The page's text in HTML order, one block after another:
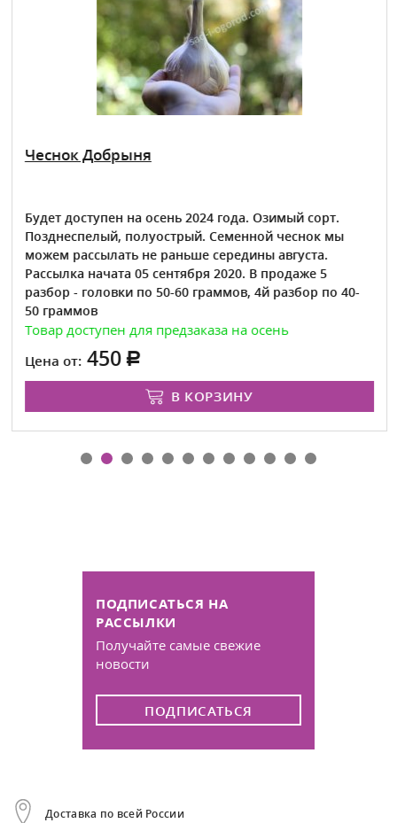
Чеснок Добрыня
Будет доступен на осень 2024 года. Озимый сорт.
Позднеспелый, полуострый. Семенной чеснок мы
можем рассылать не раньше середины августа.
Рассылка начата 05 сентября 2020. В продаже 5
разбор - головки по 50-60 граммов, 4й разбор по 40-
50 граммов
Товар доступен для предзаказа на осень
Цена от: 450
В КОРЗИНУ
ПОДПИСАТЬСЯ НА
РАССЫЛКИ
Получайте самые свежие
новости
ПОДПИСАТЬСЯ
Доставка по всей России